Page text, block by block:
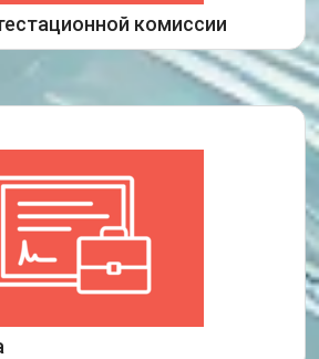
комиссии
Подробнее
сопровождения аттестации
инструктивно-методическое
онлайн-формате. В мероприятии
более 300 экспертов, остальные
в записи. В ходе встречи
руководитель центра
Подробнее